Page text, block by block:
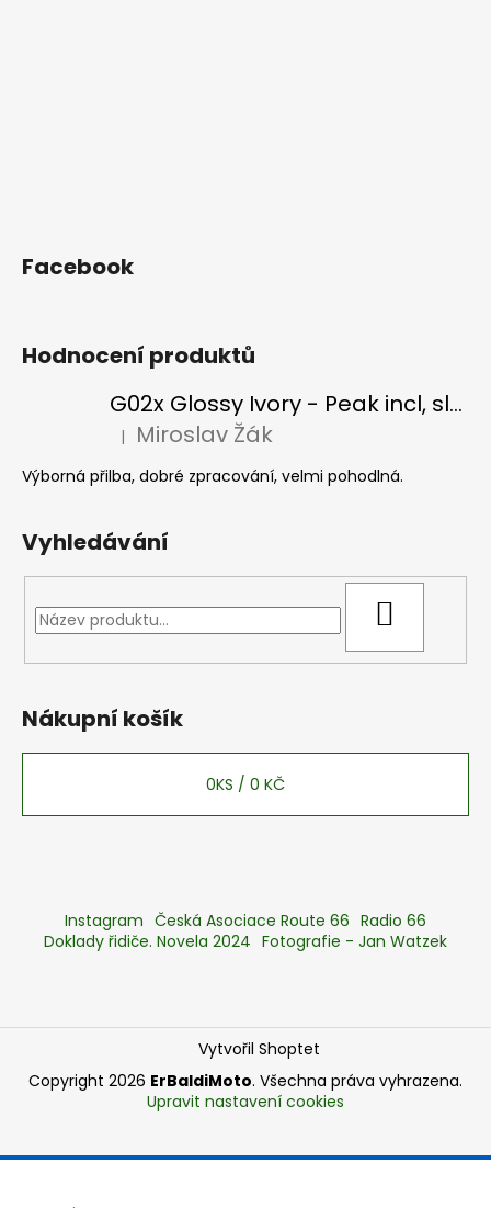
Facebook
Hodnocení produktů
G02x Glossy Ivory - Peak incl, slonová kost
Hodnocení produktu je 5 z 5 hvězdiček.
| Miroslav Žák
Výborná přilba, dobré zpracování, velmi pohodlná.
Vyhledávání
Nákupní košík
0KS / 0 KČ
Instagram Česká Asociace Route 66 Radio 66
Doklady řidiče. Novela 2024 Fotografie - Jan Watzek
Vytvořil Shoptet
Copyright 2026 ErBaldiMoto. Všechna práva vyhrazena.
Upravit nastavení cookies